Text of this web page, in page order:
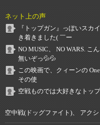
ネット上の声
『トップガン』っぽいスカ
き着きました( ￣ー
NO MUSIC、 NO WARS. こ
無いぞっ💦💦
この映画で、クィーンの
その使
空戦ものでは大好きなトッ
空中戦(ドッグファイト)、 アクシ